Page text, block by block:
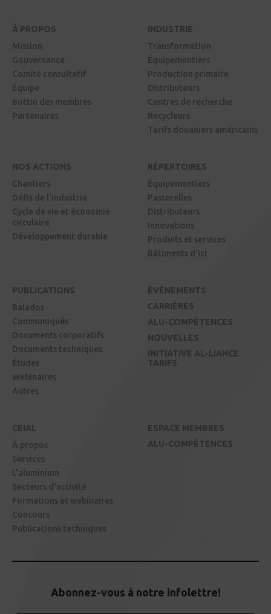
À PROPOS
Mission
Gouvernance
Comité consultatif
Équipe
Bottin des membres
Partenaires
INDUSTRIE
Transformation
Équipementiers
Production primaire
Distributeurs
Centres de recherche
Recycleurs
Tarifs douaniers américains
NOS ACTIONS
Chantiers
Défis de l'industrie
Cycle de vie et économie
circulaire
Développement durable
RÉPERTOIRES
Équipementiers
Passerelles
Distributeurs
Innovations
Produits et services
Bâtiments d'ici
PUBLICATIONS
Balados
Communiqués
Documents corporatifs
Documents techniques
Études
Webinaires
Autres
ÉVÉNEMENTS
CARRIÈRES
ALU-COMPÉTENCES
NOUVELLES
INITIATIVE AL-LIANCE
TARIFS
CEIAL
À propos
Services
L'aluminium
Secteurs d'activité
Formations et webinaires
Concours
Publications techniques
ESPACE MEMBRES
ALU-COMPÉTENCES
Abonnez-vous à notre infolettre!